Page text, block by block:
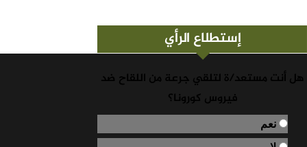
إستطلاع الرأي
هل أنت مستعد/ة لتلقي جرعة من اللقاح ضد
فيروس كورونا؟
نعم